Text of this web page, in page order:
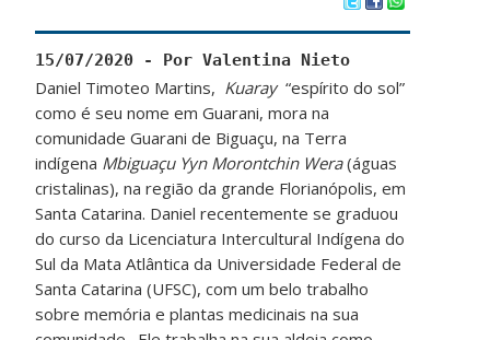
15/07/2020 - Por Valentina Nieto
Daniel Timoteo Martins, Kuaray “espírito do sol”
como é seu nome em Guarani, mora na
comunidade Guarani de Biguaçu, na Terra
indígena Mbiguaçu Yyn Morontchin Wera(águas
cristalinas), na região da grande Florianópolis, em
Santa Catarina. Daniel recentemente se graduou
do curso da Licenciatura Intercultural Indígena do
Sul da Mata Atlântica da Universidade Federal de
Santa Catarina (UFSC), com um belo trabalho
sobre memória e plantas medicinais na sua